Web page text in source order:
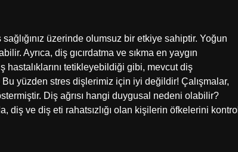
üzerinde olumsuz bir etkiye sahiptir. Yoğun
Ayrıca, diş gıcırdatma ve sıkma en yaygın
hastalıklarını tetikleyebildiği gibi, mevcut diş
yüzden stres dişlerimiz için iyi değildir! Çalışmalar,
Diş ağrısı hangi duygusal nedeni olabilir?
diş ve diş eti rahatsızlığı olan kişilerin öfkelerini kontrol